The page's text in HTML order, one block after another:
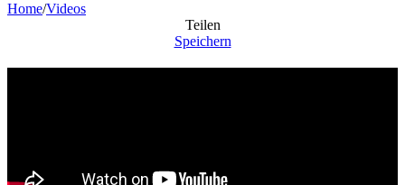
Home/Videos
Teilen
Speichern